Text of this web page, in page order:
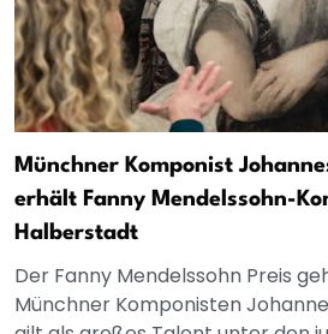
Münchner Komponist
erhält Fanny Mendelssohn-
Halberstadt
Der Fanny Mendelssohn Preis
Münchner Komponisten